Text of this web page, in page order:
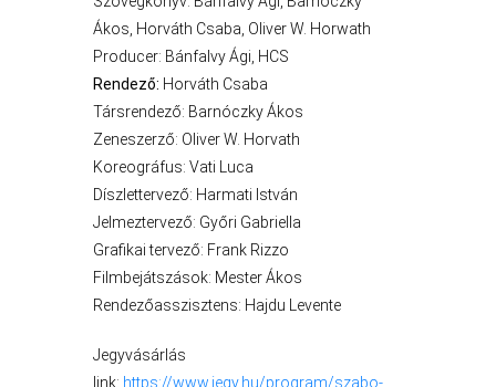
BEJELENTŐ
VÁROSHÁZA
Ákos, Horváth Csaba, Oliver W. Horwath
Producer: Bánfalvy Ági, HCS
Rendező: Horváth Csaba
Társrendező: Barnóczky Ákos
Zeneszerző: Oliver W. Horvath
Koreográfus: Vati Luca
Díszlettervező: Harmati István
Jelmeztervező: Győri Gabriella
Grafikai tervező: Frank Rizzo
Filmbejátszások: Mester Ákos
Rendezőasszisztens: Hajdu Levente
Jegyvásárlás
link: https://www.jegy.hu/program/szabo-